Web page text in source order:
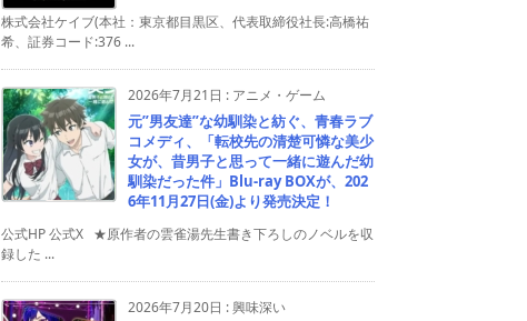
株式会社ケイブ(本社：東京都目黒区、代表取締役社長:高橋祐
希、証券コード:376 ...
2026年7月21日 : アニメ・ゲーム
元”男友達”な幼馴染と紡ぐ、青春ラブ
コメディ、「転校先の清楚可憐な美少
女が、昔男子と思って一緒に遊んだ幼
馴染だった件」Blu-ray BOXが、202
6年11月27日(金)より発売決定！
公式HP 公式X ★原作者の雲雀湯先生書き下ろしのノベルを収
録した ...
2026年7月20日 :興味深い